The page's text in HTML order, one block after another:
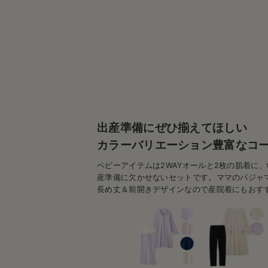
出産準備にぜひ揃えてほしい
カラーバリエーション豊富なコ
ベビーアイテムは2WAYオールと2枚の肌着に
産準備に欠かせないセットです。ママのパジャ
長め丈＆前開きデザインなので産院着にもおす